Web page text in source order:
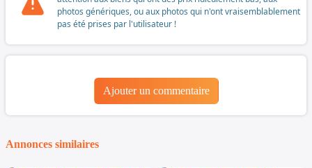
photos génériques, ou aux photos qui n'ont vraisemblablement
pas été prises par l'utilisateur !
Ajouter un commentaire
Annonces similaires